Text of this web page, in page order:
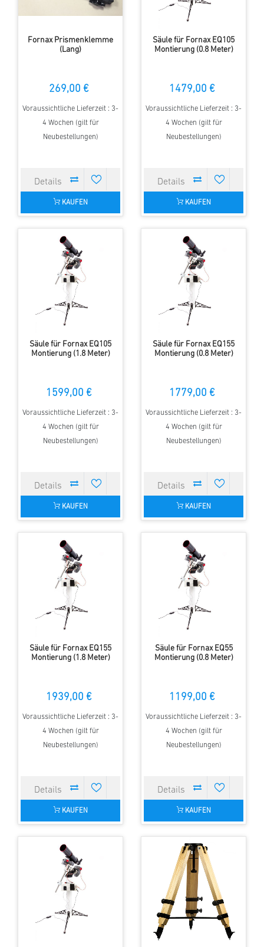
Fornax Prismenklemme
(Lang)
269,00 €
Voraussichtliche Lieferzeit : 3-
4 Wochen (gilt für
Neubestellungen)
KAUFEN
Säule für Fornax EQ105
Montierung (0.8 Meter)
1479,00 €
Voraussichtliche Lieferzeit : 3-
4 Wochen (gilt für
Neubestellungen)
KAUFEN
Säule für Fornax EQ105
Montierung (1.8 Meter)
1599,00 €
Voraussichtliche Lieferzeit : 3-
4 Wochen (gilt für
Neubestellungen)
KAUFEN
Säule für Fornax EQ155
Montierung (0.8 Meter)
1779,00 €
Voraussichtliche Lieferzeit : 3-
4 Wochen (gilt für
Neubestellungen)
KAUFEN
Säule für Fornax EQ155
Montierung (1.8 Meter)
1939,00 €
Voraussichtliche Lieferzeit : 3-
4 Wochen (gilt für
Neubestellungen)
KAUFEN
Säule für Fornax EQ55
Montierung (0.8 Meter)
1199,00 €
Voraussichtliche Lieferzeit : 3-
4 Wochen (gilt für
Neubestellungen)
KAUFEN